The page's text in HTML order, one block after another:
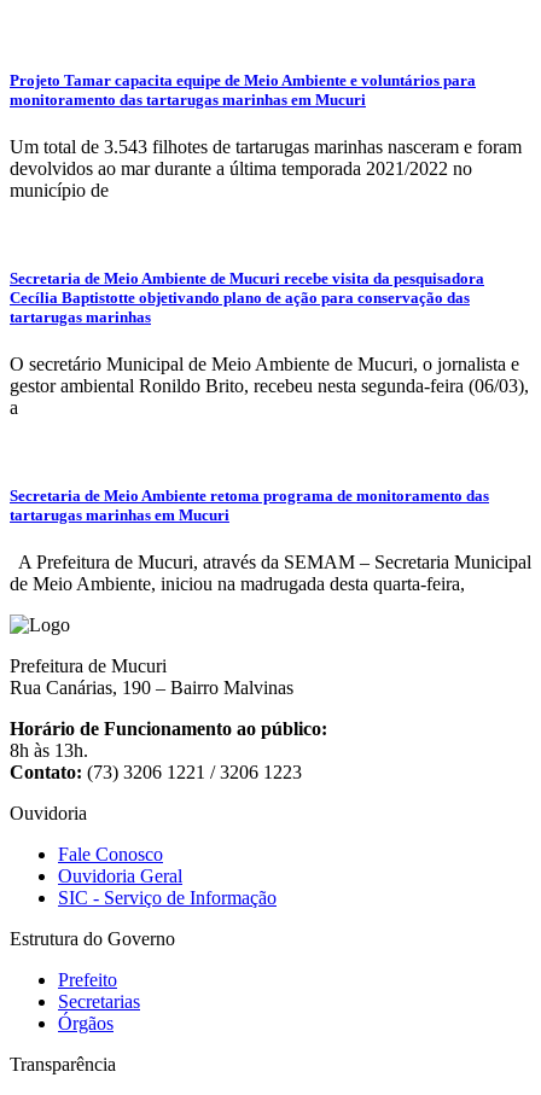
Projeto Tamar capacita equipe de Meio Ambiente e voluntários para
monitoramento das tartarugas marinhas em Mucuri
Um total de 3.543 filhotes de tartarugas marinhas nasceram e foram
devolvidos ao mar durante a última temporada 2021/2022 no
município de
Secretaria de Meio Ambiente de Mucuri recebe visita da pesquisadora
Cecília Baptistotte objetivando plano de ação para conservação das
tartarugas marinhas
O secretário Municipal de Meio Ambiente de Mucuri, o jornalista e
gestor ambiental Ronildo Brito, recebeu nesta segunda-feira (06/03),
a
Secretaria de Meio Ambiente retoma programa de monitoramento das
tartarugas marinhas em Mucuri
A Prefeitura de Mucuri, através da SEMAM – Secretaria Municipal
de Meio Ambiente, iniciou na madrugada desta quarta-feira,
Prefeitura de Mucuri
Rua Canárias, 190 – Bairro Malvinas
Horário de Funcionamento ao público:
8h às 13h.
Contato: (73) 3206 1221 / 3206 1223
Ouvidoria
Fale Conosco
Ouvidoria Geral
SIC - Serviço de Informação
Estrutura do Governo
Prefeito
Secretarias
Órgãos
Transparência